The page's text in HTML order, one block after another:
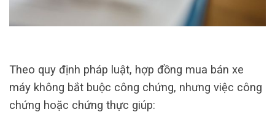
Theo quy định pháp luật, hợp đồng mua bán xe
máy không bắt buộc công chứng, nhưng việc công
chứng hoặc chứng thực giúp: